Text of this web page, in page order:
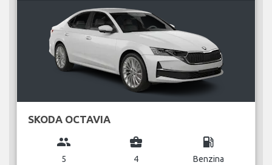
SKODA OCTAVIA
group
5
business_center
4
local_gas_station
Benzina